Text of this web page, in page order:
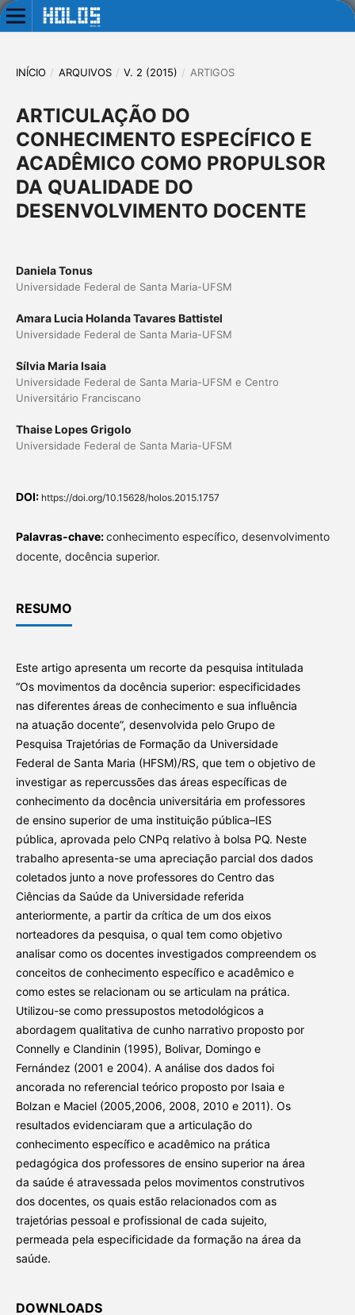
INÍCIO / ARQUIVOS / V. 2 (2015) / ARTIGOS
ARTICULAÇÃO DO
CONHECIMENTO ESPECÍFICO E
ACADÊMICO COMO PROPULSOR
DA QUALIDADE DO
DESENVOLVIMENTO DOCENTE
Daniela Tonus
Universidade Federal de Santa Maria-UFSM
Amara Lucia Holanda Tavares Battistel
Universidade Federal de Santa Maria-UFSM
Sílvia Maria Isaia
Universidade Federal de Santa Maria-UFSM e Centro
Universitário Franciscano
Thaise Lopes Grigolo
Universidade Federal de Santa Maria-UFSM
DOI: https://doi.org/10.15628/holos.2015.1757
Palavras-chave:conhecimento específico, desenvolvimento
docente, docência superior.
RESUMO
Este artigo apresenta um recorte da pesquisa intitulada
“Os movimentos da docência superior: especificidades
nas diferentes áreas de conhecimento e sua influência
na atuação docente”, desenvolvida pelo Grupo de
Pesquisa Trajetórias de Formação da Universidade
Federal de Santa Maria (HFSM)/RS, que tem o objetivo de
investigar as repercussões das áreas específicas de
conhecimento da docência universitária em professores
de ensino superior de uma instituição pública–IES
pública, aprovada pelo CNPq relativo à bolsa PQ. Neste
trabalho apresenta-se uma apreciação parcial dos dados
coletados junto a nove professores do Centro das
Ciências da Saúde da Universidade referida
anteriormente, a partir da crítica de um dos eixos
norteadores da pesquisa, o qual tem como objetivo
analisar como os docentes investigados compreendem os
conceitos de conhecimento específico e acadêmico e
como estes se relacionam ou se articulam na prática.
Utilizou-se como pressupostos metodológicos a
abordagem qualitativa de cunho narrativo proposto por
Connelly e Clandinin (1995), Bolivar, Domingo e
Fernández (2001 e 2004). A análise dos dados foi
ancorada no referencial teórico proposto por Isaia e
Bolzan e Maciel (2005,2006, 2008, 2010 e 2011). Os
resultados evidenciaram que a articulação do
conhecimento específico e acadêmico na prática
pedagógica dos professores de ensino superior na área
da saúde é atravessada pelos movimentos construtivos
dos docentes, os quais estão relacionados com as
trajetórias pessoal e profissional de cada sujeito,
permeada pela especificidade da formação na área da
saúde.
DOWNLOADS